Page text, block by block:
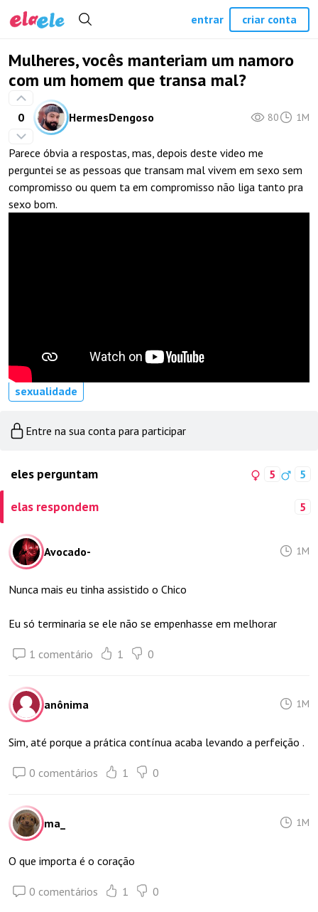
Mulheres, vocês manteriam um namoro
com um homem que transa mal?
0 HermesDengoso 80 1M
Parece óbvia a respostas, mas, depois deste video me
perguntei se as pessoas que transam mal vivem em sexo sem
compromisso ou quem ta em compromisso não liga tanto pra
sexo bom.
sexualidade
Entre na sua conta para participar
eles perguntam 5 5
elas respondem 5
Avocado- 1M
Nunca mais eu tinha assistido o Chico
Eu só terminaria se ele não se empenhasse em melhorar
1 comentário 1 0
anônima 1M
Sim, até porque a prática contínua acaba levando a perfeição .
0 comentários 1 0
ma_ 1M
O que importa é o coração
0 comentários 1 0
entrar criar conta